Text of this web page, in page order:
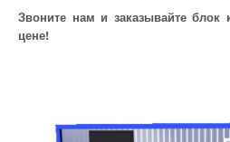
Звоните нам и заказывайте блок
цене!